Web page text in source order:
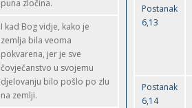
puna zločina.
I kad Bog vidje, kako je
zemlja bila veoma
pokvarena, jer je sve
čovječanstvo u svojemu
djelovanju bilo pošlo po zlu
na zemlji.
Postanak
6,13
Postanak
6,14